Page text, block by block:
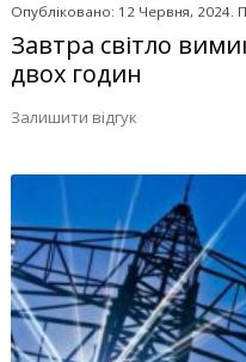
Опубліковано: 12 Червня, 2024.
Завтра світло
двох годин
Залишити відгук